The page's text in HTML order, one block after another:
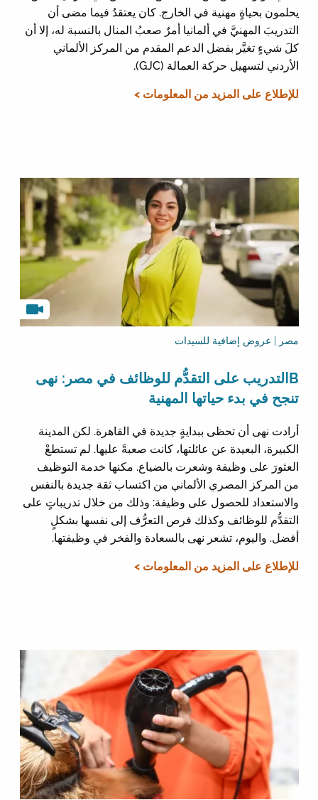
يحلمون بحياةٍ مهنية في الخارج. كان يعتقدُ فيما مضى أن
التدريبَ المهنيَّ في ألمانيا أمرٌ صعبُ المنال بالنسبة له، إلا أن
كلَ شيءٍ تغيَّر بفضل الدعم المقدم من المركز الألماني
الأردني لتسهيل حركة العمالة (GJC).
للإطلاع على المزيد من المعلومات >
مصر | عروض إضافية للسيدات
Bالتدريب على التقدُّم للوظائف في مصر: نهى
تنجح في بدء حياتها المهنية
أرادت نهى أن تحظى ببدايةٍ جديدة في القاهرة. لكن المدينة
الكبيرة، البعيدة عن عائلتها، كانت صعبةً عليها. لم تستطعْ
العثورَ على وظيفة وشعرت بالضياع. مكنها خدمة التوظيف
من المركز المصري الألماني من اكتساب ثقة جديدة بالنفس
والاستعداد للحصول على وظيفة: وذلك من خلال تدريباتٍ على
التقدُّم للوظائف وكذلك فرص التعرُّف إلى نفسها بشكلٍ
أفضل. واليوم، تشعر نهى بالسعادة والفخر في وظيفتها.
للإطلاع على المزيد من المعلومات >